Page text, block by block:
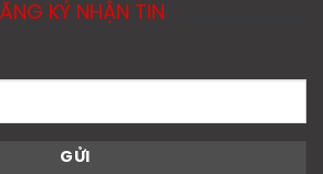
KÝ NHẬN TIN